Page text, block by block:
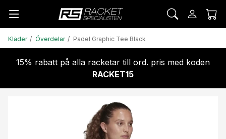
Kläder Överdelar Padel Graphic Tee Black
15% rabatt på alla racketar till ord. pris med koden
RACKET15